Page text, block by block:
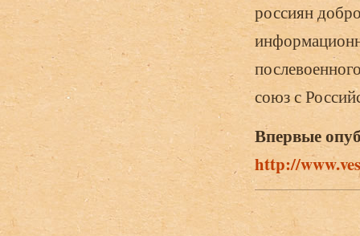
россиян
союз с
Впервые
http://